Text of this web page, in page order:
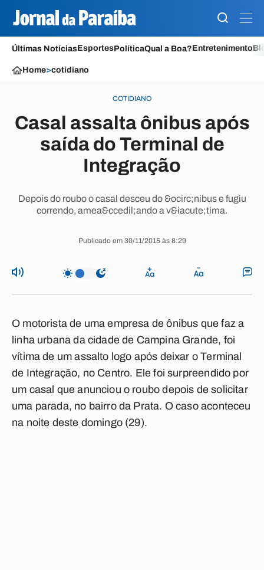
Últimas NotíciasEsportesPolíticaQual a Boa?Entretenimento
Home>cotidiano
COTIDIANO
Casal assalta ônibus após
saída do Terminal de
Integração
Depois do roubo o casal desceu do &ocirc;nibus e fugiu
correndo, amea&ccedil;ando a v&iacute;tima.
Publicado em 30/11/2015 às 8:29
O motorista de uma empresa de ônibus que faz a
linha urbana da cidade de Campina Grande, foi
vítima de um assalto logo após deixar o Terminal
de Integração, no Centro. Ele foi surpreendido por
um casal que anunciou o roubo depois de solicitar
uma parada, no bairro da Prata. O caso aconteceu
na noite deste domingo (29).